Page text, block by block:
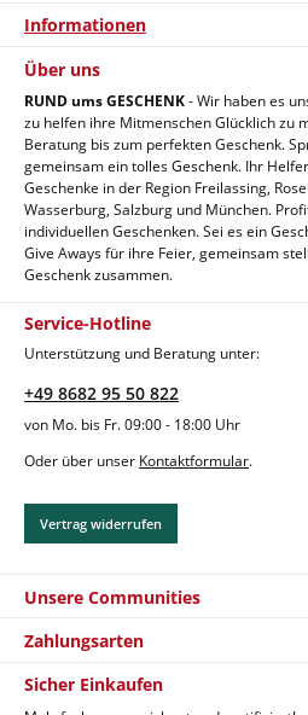
Informationen
Service-Hotline
Unterstützung und Beratung unter:
+49 8682 95 50 822
von Mo. bis Fr. 09:00 - 18:00 Uhr
Oder über unser Kontaktformular.
Vertrag widerrufen
Unsere Communities
Zahlungsarten
Sicher Einkaufen
Über uns
RUND ums GESCHENK- Wir haben es
zu helfen ihre Mitmenschen Glücklich zu
Beratung bis zum perfekten Geschenk.
gemeinsam ein tolles Geschenk. Ihr
Geschenke in der Region Freilassing,
Wasserburg, Salzburg und München.
individuellen Geschenken. Sei es ein
Give Aways für ihre Feier, gemeinsam
Geschenk zusammen.